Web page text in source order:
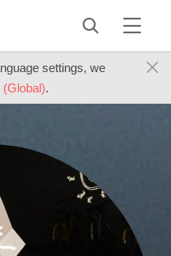
settings, we
(Global).